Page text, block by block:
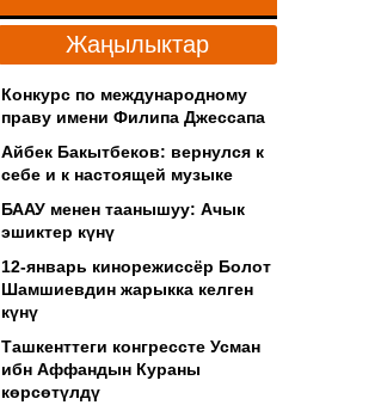
Жаңылыктар
Конкурс по международному
праву имени Филипа Джессапа
Айбек Бакытбеков: вернулся к
себе и к настоящей музыке
БААУ менен таанышуу: Ачык
эшиктер күнү
12-январь кинорежиссёр Болот
Шамшиевдин жарыкка келген
күнү
Ташкенттеги конгрессте Усман
ибн Аффандын Кураны
көрсөтүлдү